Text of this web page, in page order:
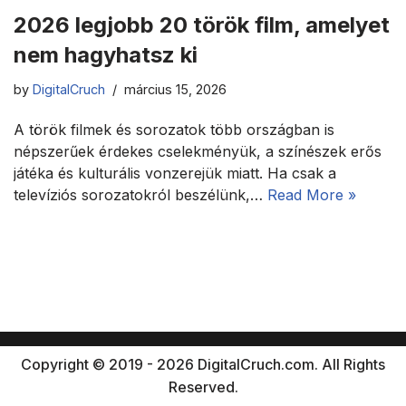
2026 legjobb 20 török film, amelyet
nem hagyhatsz ki
by DigitalCruch március 15, 2026
A török filmek és sorozatok több országban is
népszerűek érdekes cselekményük, a színészek erős
játéka és kulturális vonzerejük miatt. Ha csak a
televíziós sorozatokról beszélünk,… Read More »
Copyright © 2019 - 2026 DigitalCruch.com. All Rights
Reserved.